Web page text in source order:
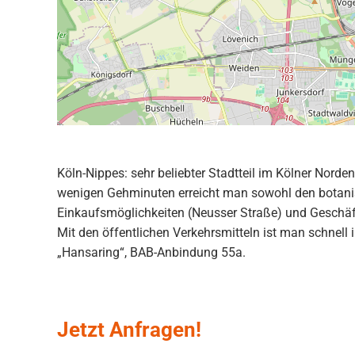
Köln-Nippes: sehr beliebter Stadtteil im Kölner
wenigen Gehminuten erreicht man sowohl den
Einkaufsmöglichkeiten (Neusser Straße) und
Mit den öffentlichen Verkehrsmitteln ist man schnell
„Hansaring“, BAB-Anbindung 55a.
Jetzt Anfragen!